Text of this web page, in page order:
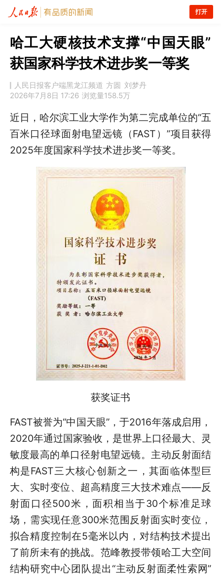
打开
哈工大硬核技术支撑“中国天眼”
获国家科学技术进步奖一等奖
人民日报客户端黑龙江频道 方圆 刘梦丹
2026年7月8日 17:26 浏览量158.5万
近日，哈尔滨工业大学作为第二完成单位的“五
百米口径球面射电望远镜（FAST）”项目获得
2025年度国家科学技术进步奖一等奖。
获奖证书
FAST被誉为“中国天眼”，于2016年落成启用，
2020年通过国家验收，是世界上口径最大、灵
敏度最高的单口径射电望远镜。主动反射面结
构是FAST三大核心创新之一，其面临体型巨
大、实时变位、超高精度三大技术难点——反
射面口径500米，面积相当于30个标准足球
场，需实现任意300米范围反射面实时变位，
拟合精度控制在5毫米以内，对结构技术提出
了前所未有的挑战。范峰教授带领哈工大空间
结构研究中心团队提出“主动反射面柔性索网”